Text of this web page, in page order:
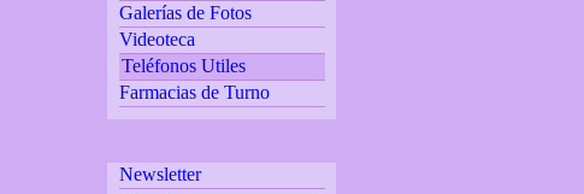
Galerías de Fotos
Videoteca
Teléfonos Utiles
Farmacias de Turno
Newsletter